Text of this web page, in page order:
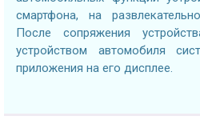
смартфона, на
После сопряжения
устройством автомобиля
приложения на его дисплее.